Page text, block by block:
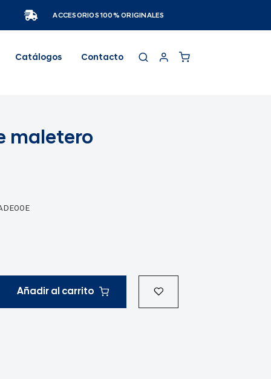
ACCESORIOS 100% ORIGINALES
Catálogos Contacto
maletero
Añadir al carrito